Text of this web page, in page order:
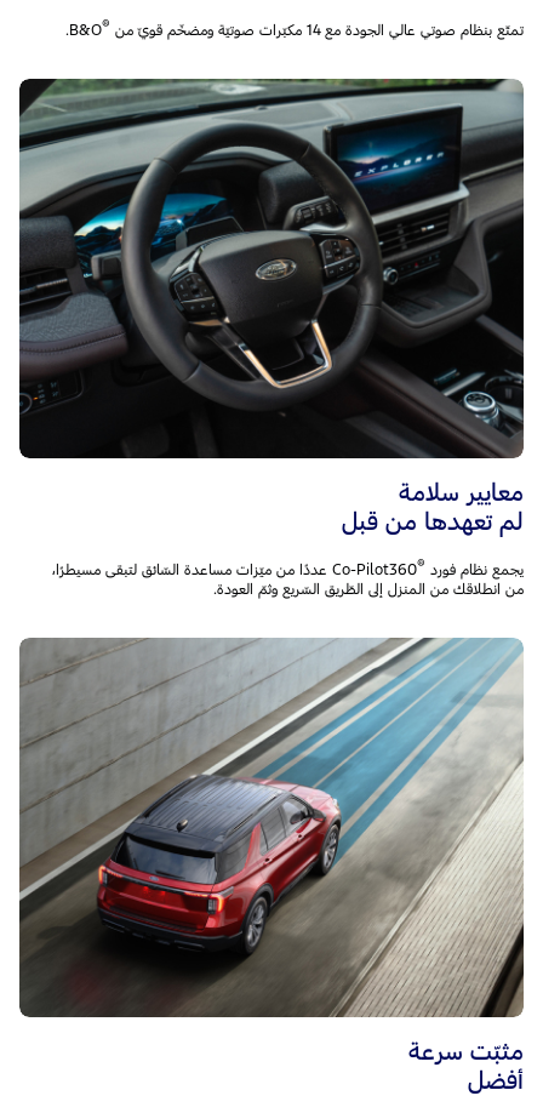
تمتّع بنظام صوتي عالي الجودة مع 14 مكبّرات صوتيّة ومضخّم قويّ من B&O ®
معايير سلامة
لم تعهدها من قبل
يجمع نظام فورد ®
Co-Pilot360 عددًا من ميّزات مساعدة السّائق لتبقى مسيطرًا،
من انطلاقك من المنزل إلى الطّريق السّريع وثمّ العودة.
مثبّت سرعة
أفضل